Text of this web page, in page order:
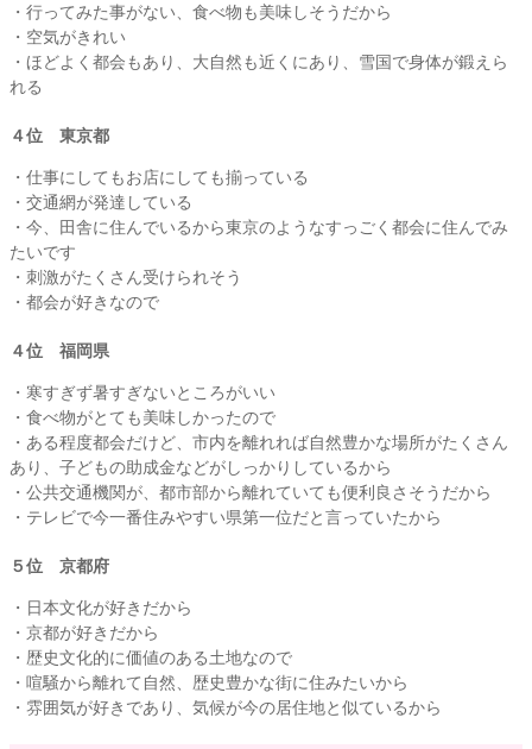
・行ってみた事がない、食べ物も美味しそうだから
・空気がきれい
・ほどよく都会もあり、大自然も近くにあり、雪国で身体が鍛えら
れる
４位 東京都
・仕事にしてもお店にしても揃っている
・交通網が発達している
・今、田舎に住んでいるから東京のようなすっごく都会に住んでみ
たいです
・刺激がたくさん受けられそう
・都会が好きなので
４位 福岡県
・寒すぎず暑すぎないところがいい
・食べ物がとても美味しかったので
・ある程度都会だけど、市内を離れれば自然豊かな場所がたくさん
あり、子どもの助成金などがしっかりしているから
・公共交通機関が、都市部から離れていても便利良さそうだから
・テレビで今一番住みやすい県第一位だと言っていたから
５位 京都府
・日本文化が好きだから
・京都が好きだから
・歴史文化的に価値のある土地なので
・喧騒から離れて自然、歴史豊かな街に住みたいから
・雰囲気が好きであり、気候が今の居住地と似ているから